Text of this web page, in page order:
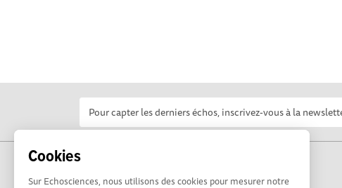
Cookies
Sur Echosciences, nous utilisons des cookies pour mesurer notre